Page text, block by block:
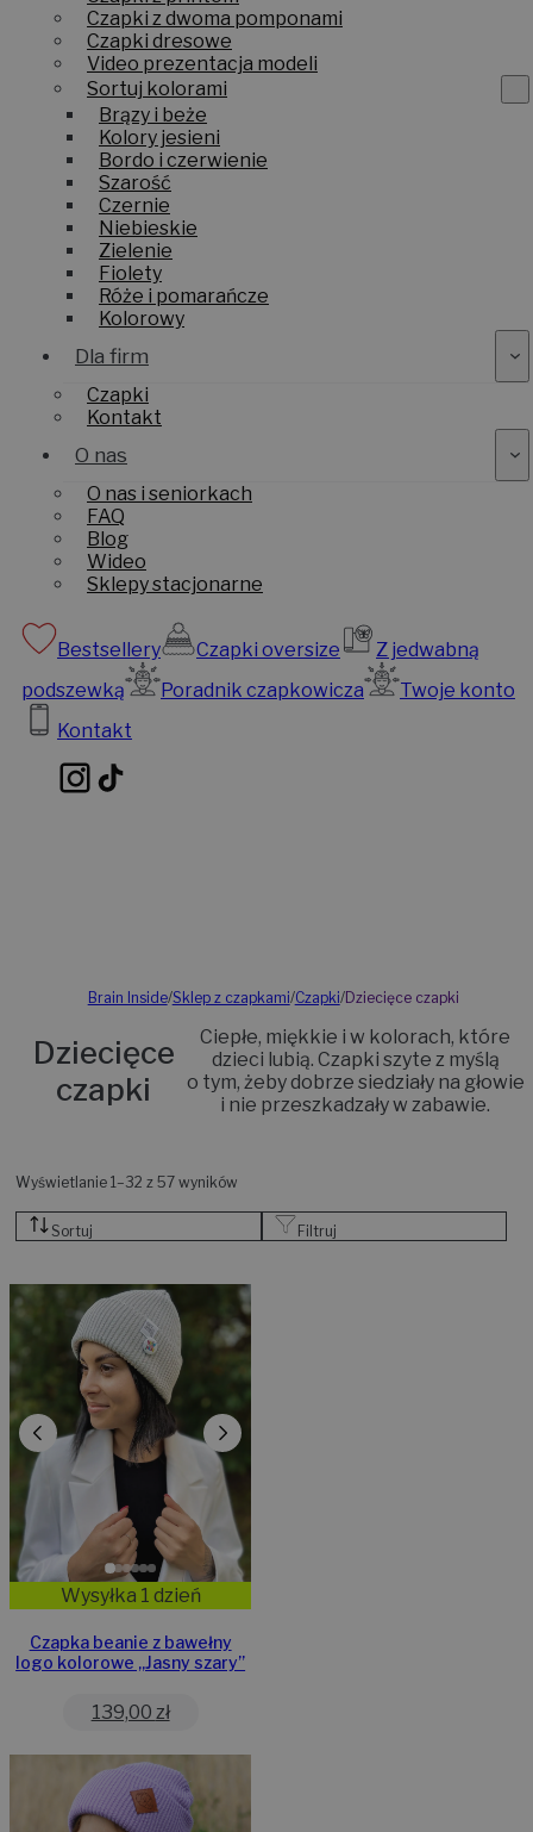
Czapki z dwoma pomponami
Czapki dresowe
Video prezentacja modeli
Sortuj kolorami
Brązy i beże
Kolory jesieni
Bordo i czerwienie
Szarość
Czernie
Niebieskie
Zielenie
Fiolety
Róże i pomarańcze
Kolorowy
Dla firm
Czapki
Kontakt
O nas
O nas i seniorkach
FAQ
Blog
Wideo
Sklepy stacjonarne
Bestsellery Czapki oversize
Z jedwabną
podszewką
Poradnik czapkowicza
Twoje konto
Kontakt
Brain Inside/Sklep z czapkami/Czapki/Dziecięce czapki
Dziecięce
czapki
Ciepłe, miękkie i w kolorach, które
dzieci lubią. Czapki szyte z myślą
o tym, żeby dobrze siedziały na głowie
i nie przeszkadzały w zabawie.
Wyświetlanie 1–32 z 57 wyników
Sortuj Filtruj
Wysyłka 1 dzień
Czapka beanie z bawełny
logo kolorowe „Jasny szary”
139,00 zł